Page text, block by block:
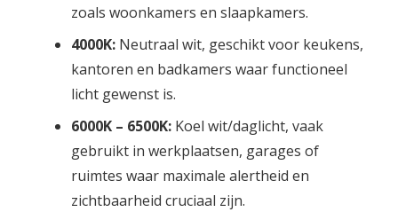
zoals woonkamers en slaapkamers.
4000K:Neutraal wit, geschikt voor keukens,
kantoren en badkamers waar functioneel
licht gewenst is.
6000K – 6500K:Koel wit/daglicht, vaak
gebruikt in werkplaatsen, garages of
ruimtes waar maximale alertheid en
zichtbaarheid cruciaal zijn.